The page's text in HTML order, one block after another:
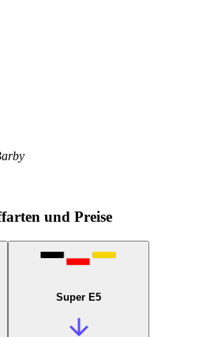
und Preise
Super E5